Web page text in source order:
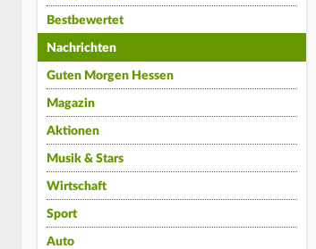
Bestbewertet
Nachrichten
Guten Morgen Hessen
Magazin
Aktionen
Musik & Stars
Wirtschaft
Sport
Auto